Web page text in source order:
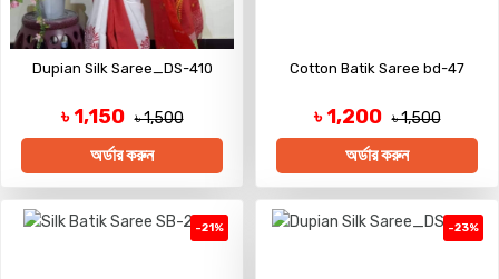
Dupian Silk Saree_DS-410
৳ 1,150 ৳ 1,500
অর্ডার করুন
Cotton Batik Saree bd-47
৳ 1,200 ৳ 1,500
অর্ডার করুন
-21% -23%